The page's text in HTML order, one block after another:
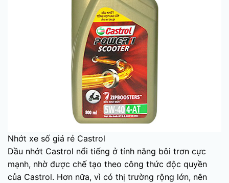
Nhớt xe số giá rẻ Castrol
Dầu nhớt Castrol nổi tiếng ở tính năng bôi trơn cực
mạnh, nhờ được chế tạo theo công thức độc quyền
của Castrol. Hơn nữa, vì có thị trường rộng lớn, nên